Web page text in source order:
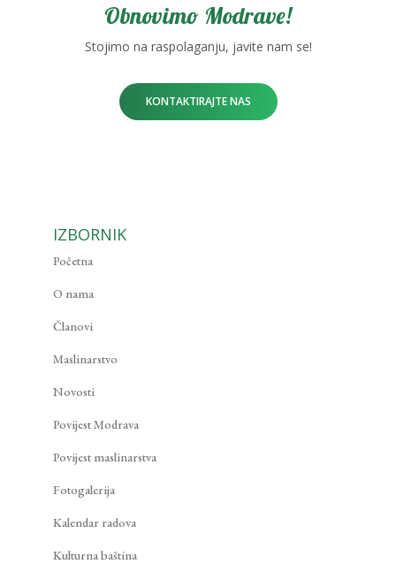
Obnovimo Modrave!
Stojimo na raspolaganju, javite nam se!
KONTAKTIRAJTE NAS
IZBORNIK
Početna
O nama
Članovi
Maslinarstvo
Novosti
Povijest Modrava
Povijest maslinarstva
Fotogalerija
Kalendar radova
Kulturna baština